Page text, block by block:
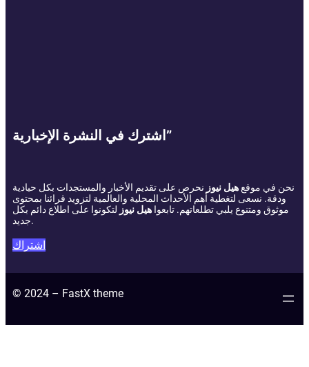
اشترك في النشرة الإخبارية”
نحن في موقع هيل نيوز نحرص على تقديم الأخبار والمستجدات بكل حيادية
ودقة. نسعى لتغطية أهم الأحداث المحلية والعالمية لتزويد قرائنا بمحتوى
موثوق ومتنوع يلبي تطلعاتهم. تابعوا هيل نيوز لتكونوا على اطلاع دائم بكل
جديد.
اشتراك
© 2024 – FastX theme